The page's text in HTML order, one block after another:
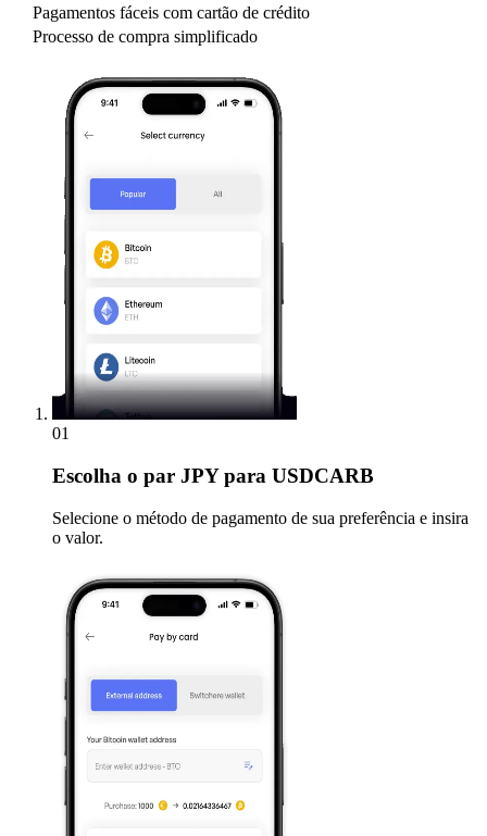
Pagamentos fáceis com cartão de crédito
Processo de compra simplificado
01
Escolha o par JPY para USDCARB
Selecione o método de pagamento de sua preferência e insira
o valor.